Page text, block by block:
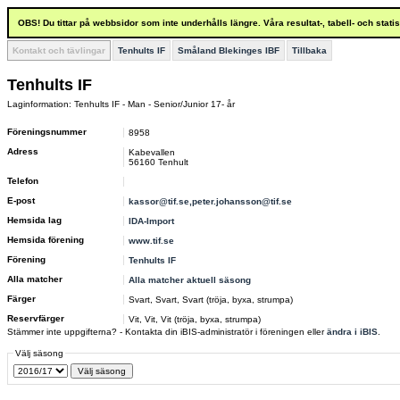
OBS! Du tittar på webbsidor som inte underhålls längre. Våra resultat-, tabell- och
Kontakt och tävlingar Tenhults IF Småland Blekinges IBF Tillbaka
Tenhults IF
Laginformation: Tenhults IF - Man - Senior/Junior 17- år
Föreningsnummer
8958
Adress
Kabevallen
56160 Tenhult
Telefon
E-post
kassor@tif.se,peter.johansson@tif.se
Hemsida lag
IDA-Import
Hemsida förening
www.tif.se
Förening
Tenhults IF
Alla matcher
Alla matcher aktuell säsong
Färger
Svart, Svart, Svart (tröja, byxa, strumpa)
Reservfärger
Vit, Vit, Vit (tröja, byxa, strumpa)
Stämmer inte uppgifterna? - Kontakta din iBIS-administratör i föreningen ellerändra i iBIS
Välj säsong